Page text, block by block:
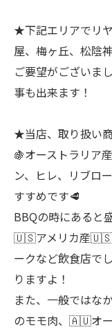
★下記エリアでリ
屋、梅ヶ丘、松陰
ご要望がございま
事も出来ます！
★当店、取り扱い
🍇オーストラリア
ン、ヒレ、リブロ
すすめです🥩
BBQの時にあると
🇺🇸アメリカ産
ークなど飲食店で
りますよ！
また、一般では
のモモ肉、🇦🇺オー